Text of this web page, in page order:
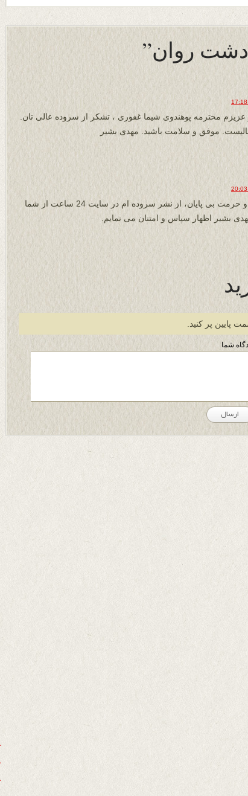
عزیزم محترمه پوهندوی شیما غفوری ، تشکر از سروده عالی تان.
موفق و سلامت باشید. مهدی بشیر
با عرض سلام و حرمت بى پایان، از نشر سروده ام در سایت 24 ساعت از شما
بشیر اظهار سپاس و امتنان می نمايم.
پایین پر کنید.
شما